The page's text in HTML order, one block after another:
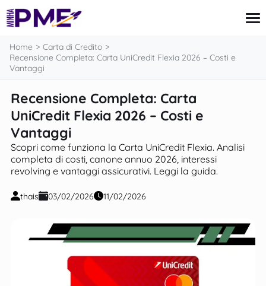
contenuto
Finanze
Mutui
Imposte e Tasse
Notizie
Home
Carta di Credito
Recensione Completa: Carta UniCredit Flexia 2026 – Costi e
Vantaggi
Recensione Completa: Carta
UniCredit Flexia 2026 – Costi e
Vantaggi
Scopri come funziona la Carta UniCredit Flexia. Analisi
completa di costi, canone annuo 2026, interessi
revolving e vantaggi assicurativi. Leggi la guida.
thais 03/02/2026 11/02/2026